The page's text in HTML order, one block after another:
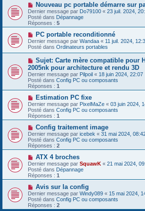
s
a
g
e
a
u
m
e
s
s
a
g
e
N
o
u
v
e
a
u
m
e
s
a
g
e
Nouveau pc portable démarre sur
Dernier message par Do79100 « 23 juil. 2024,
Posté dans Dépannage
Réponses : 5
N
o
u
v
e
a
u
m
e
s
s
g
e
PC portable reconditionné
Dernier message par Wandaa « 11 juil. 2024,
Posté dans Ordinateurs portables
N
o
u
v
e
a
u
m
e
s
s
g
e
Sujet: Carte mère compatible pour
2005nk pour architecture et rendu 3D
Dernier message par Pilpoil « 18 juin 2024, 22:07
Posté dans Config PC ou composants
Réponses : 1
N
o
u
v
e
a
m
e
s
a
g
e
Estimation PC fixe
Dernier message par PixelMaZe « 03 juin 2024,
Posté dans Config PC ou composants
Réponses : 1
N
o
u
v
e
u
m
e
s
a
g
e
Config traitement image
Dernier message par icebek « 31 mai 2024,
Posté dans Config PC ou composants
Réponses : 2
N
o
u
v
e
u
m
e
s
ATX 4 broches
Dernier message par SquawK « 21 mai 2024,
Posté dans Dépannage
Réponses : 1
N
o
u
v
e
Avis sur la config
Dernier message par Windy089 « 15 mai 2024,
Posté dans Config PC ou composants
Réponses : 2